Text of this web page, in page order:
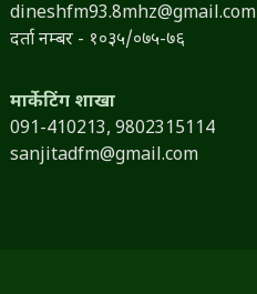
dineshfm93.8mhz@gmail.com
दर्ता नम्बर - १०३५/०७५-७६
मार्केटिंग शाखा
091-410213, 9802315114
sanjitadfm@gmail.com